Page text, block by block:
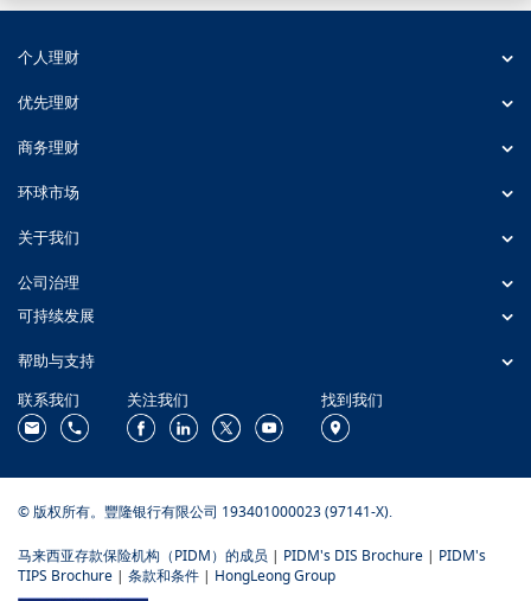
个人理财
优先理财
商务理财
环球市场
关于我们
公司治理
可持续发展
帮助与支持
联系我们
关注我们 找到我们
© 版权所有。豐隆银行有限公司 193401000023 (97141-X).
马来西亚存款保险机构（PIDM）的成员 | PIDM's DIS Brochure | PIDM's
TIPS Brochure | 条款和条件 | HongLeong Group